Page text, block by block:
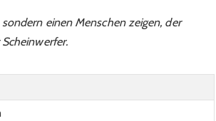
einen Menschen zeigen, der